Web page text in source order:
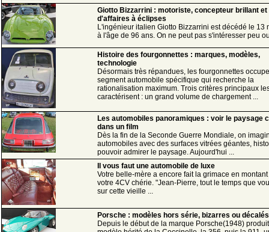
Giotto Bizzarrini : motoriste, concepteur brillant et
d'affaires à éclipses
L'ingénieur italien Giotto Bizzarrini est décédé le 13
à l'âge de 96 ans. On ne peut pas s'intéresser peu
Histoire des fourgonnettes : marques, modèles,
technologie
Désormais très répandues, les fourgonnettes
segment automobile spécifique qui recherche la
rationalisation maximum. Trois critères principaux
caractérisent : un grand volume de chargement ...
Les automobiles panoramiques : voir le paysage
dans un film
Dès la fin de la Seconde Guerre Mondiale, on
automobiles avec des surfaces vitrées géantes,
pouvoir admirer le paysage. Aujourd'hui ...
Il vous faut une automobile de luxe
Votre belle-mère a encore fait la grimace en
votre 4CV chérie. "Jean-Pierre, tout le temps que
sur cette vieille ...
Porsche : modèles hors série, bizarres ou décalés
Depuis le début de la marque Porsche(1948)